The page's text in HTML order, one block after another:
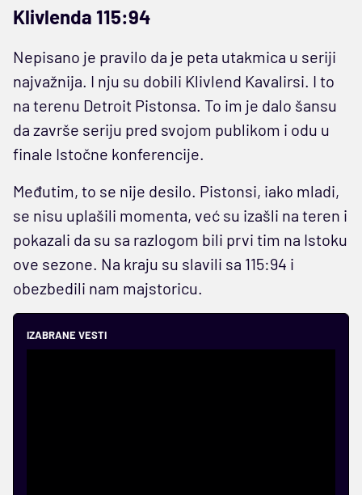
Klivlenda 115:94
Nepisano je pravilo da je peta utakmica u seriji
najvažnija. I nju su dobili Klivlend Kavalirsi. I to
na terenu Detroit Pistonsa. To im je dalo šansu
da završe seriju pred svojom publikom i odu u
finale Istočne konferencije.
Međutim, to se nije desilo. Pistonsi, iako mladi,
se nisu uplašili momenta, već su izašli na teren i
pokazali da su sa razlogom bili prvi tim na Istoku
ove sezone. Na kraju su slavili sa 115:94 i
obezbedili nam majstoricu.
IZABRANE VESTI